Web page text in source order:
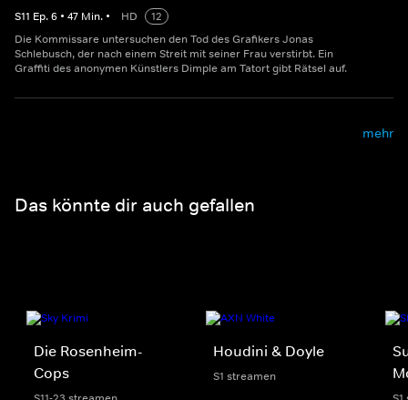
S11 Ep.6 • 47 Min. • HD
12
Die Kommissare untersuchen den Tod des Grafikers Jonas
Schlebusch, der nach einem Streit mit seiner Frau verstirbt. Ein
Graffiti des anonymen Künstlers Dimple am Tatort gibt Rätsel auf.
mehr
Das könnte dir auch gefallen
Die Rosenheim-
Cops
Houdini & Doyle
S1 streamen